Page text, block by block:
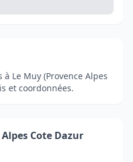
Le Muy (Provence Alpes
et coordonnées.
Cote Dazur